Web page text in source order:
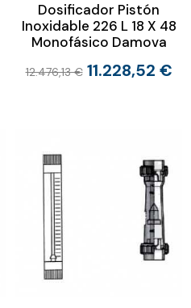
Dosificador Pistón
Inoxidable 226 L 18 X 48
Monofásico Damova
12.476,13 € 11.228,52 €